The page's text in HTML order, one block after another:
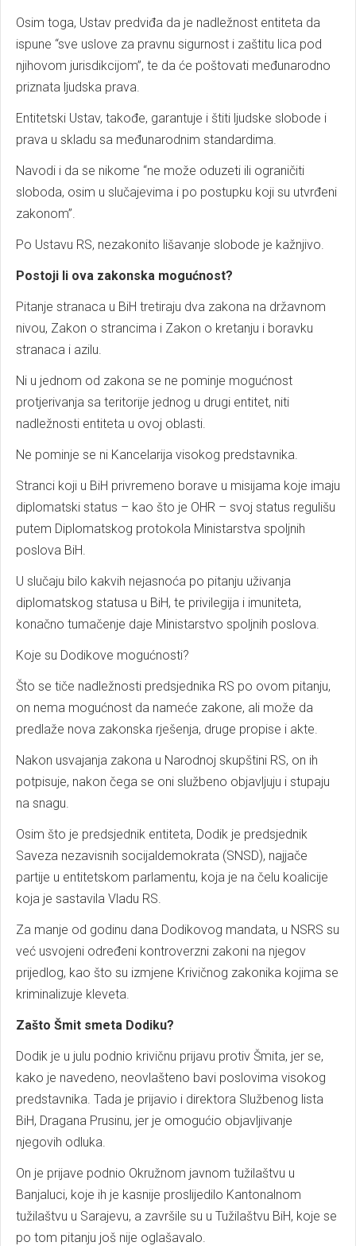
Osim toga, Ustav predviđa da je nadležnost entiteta da
ispune “sve uslove za pravnu sigurnost i zaštitu lica pod
njihovom jurisdikcijom”, te da će poštovati međunarodno
priznata ljudska prava.
Entitetski Ustav, takođe, garantuje i štiti ljudske slobode i
prava u skladu sa međunarodnim standardima.
Navodi i da se nikome “ne može oduzeti ili ograničiti
sloboda, osim u slučajevima i po postupku koji su utvrđeni
zakonom”.
Po Ustavu RS, nezakonito lišavanje slobode je kažnjivo.
Postoji li ova zakonska mogućnost?
Pitanje stranaca u BiH tretiraju dva zakona na državnom
nivou, Zakon o strancima i Zakon o kretanju i boravku
stranaca i azilu.
Ni u jednom od zakona se ne pominje mogućnost
protjerivanja sa teritorije jednog u drugi entitet, niti
nadležnosti entiteta u ovoj oblasti.
Ne pominje se ni Kancelarija visokog predstavnika.
Stranci koji u BiH privremeno borave u misijama koje imaju
diplomatski status – kao što je OHR – svoj status regulišu
putem Diplomatskog protokola Ministarstva spoljnih
poslova BiH.
U slučaju bilo kakvih nejasnoća po pitanju uživanja
diplomatskog statusa u BiH, te privilegija i imuniteta,
konačno tumačenje daje Ministarstvo spoljnih poslova.
Koje su Dodikove mogućnosti?
Što se tiče nadležnosti predsjednika RS po ovom pitanju,
on nema mogućnost da nameće zakone, ali može da
predlaže nova zakonska rješenja, druge propise i akte.
Nakon usvajanja zakona u Narodnoj skupštini RS, on ih
potpisuje, nakon čega se oni službeno objavljuju i stupaju
na snagu.
Osim što je predsjednik entiteta, Dodik je predsjednik
Saveza nezavisnih socijaldemokrata (SNSD), najjače
partije u entitetskom parlamentu, koja je na čelu koalicije
koja je sastavila Vladu RS.
Za manje od godinu dana Dodikovog mandata, u NSRS su
već usvojeni određeni kontroverzni zakoni na njegov
prijedlog, kao što su izmjene Krivičnog zakonika kojima se
kriminalizuje kleveta.
Zašto Šmit smeta Dodiku?
Dodik je u julu podnio krivičnu prijavu protiv Šmita, jer se,
kako je navedeno, neovlašteno bavi poslovima visokog
predstavnika. Tada je prijavio i direktora Službenog lista
BiH, Dragana Prusinu, jer je omogućio objavljivanje
njegovih odluka.
On je prijave podnio Okružnom javnom tužilaštvu u
Banjaluci, koje ih je kasnije proslijedilo Kantonalnom
tužilaštvu u Sarajevu, a završile su u Tužilaštvu BiH, koje se
po tom pitanju još nije oglašavalo.